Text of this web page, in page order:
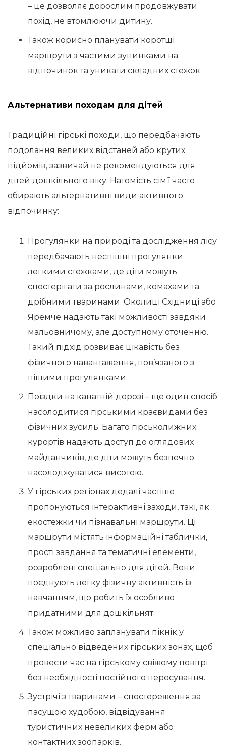
– це дозволяє дорослим продовжувати
похід, не втомлюючи дитину.
Також корисно планувати коротші
маршрути з частими зупинками на
відпочинок та уникати складних стежок.
Альтернативи походам для дітей
Традиційні гірські походи, що передбачають
подолання великих відстаней або крутих
підйомів, зазвичай не рекомендуються для
дітей дошкільного віку. Натомість сім’ї часто
обирають альтернативні види активного
відпочинку:
Прогулянки на природі та дослідження лісу
передбачають неспішні прогулянки
легкими стежками, де діти можуть
спостерігати за рослинами, комахами та
дрібними тваринами. Околиці Східниці або
Яремче надають такі можливості завдяки
мальовничому, але доступному оточенню.
Такий підхід розвиває цікавість без
фізичного навантаження, пов’язаного з
пішими прогулянками.
Поїздки на канатній дорозі – ще один спосіб
насолодитися гірськими краєвидами без
фізичних зусиль. Багато гірськолижних
курортів надають доступ до оглядових
майданчиків, де діти можуть безпечно
насолоджуватися висотою.
У гірських регіонах дедалі частіше
пропонуються інтерактивні заходи, такі, як
екостежки чи пізнавальні маршрути. Ці
маршрути містять інформаційні таблички,
прості завдання та тематичні елементи,
розроблені спеціально для дітей. Вони
поєднують легку фізичну активність із
навчанням, що робить їх особливо
придатними для дошкільнят.
Також можливо запланувати пікнік у
спеціально відведених гірських зонах, щоб
провести час на гірському свіжому повітрі
без необхідності постійного пересування.
Зустрічі з тваринами – спостереження за
пасущою худобою, відвідування
туристичних невеликих ферм або
контактних зоопарків.